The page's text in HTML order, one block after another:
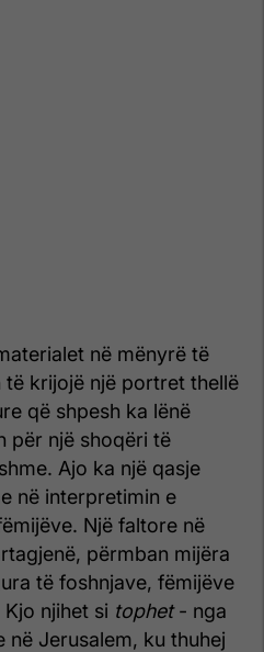
në mënyrë të
të krijojë një portret thellë
që shpesh ka lënë
për një shoqëri të
Ajo ka një qasje
në interpretimin e
Një faltore në
përmban mijëra
të foshnjave, fëmijëve
njihet si tophet- nga
në Jerusalem, ku thuhej